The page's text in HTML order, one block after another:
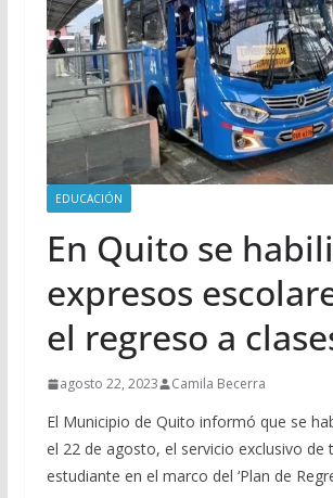
EDUCACIÓN
En Quito se
expresos
el regreso a
agosto 22, 2023 Camila Becerra
El Municipio de Quito informó que se
el 22 de agosto, el servicio exclusivo de
estudiante en el marco del ‘Plan de